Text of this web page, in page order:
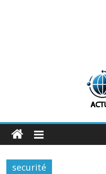
ActuInfos
De
des
securité